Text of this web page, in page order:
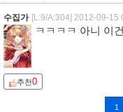
수집가 [L:9/A:304] 2012-09-15
ㅋㅋㅋㅋ 아니 이
추천0
1